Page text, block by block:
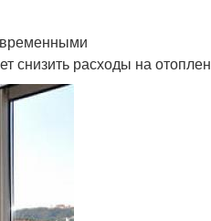
снизить расходы на